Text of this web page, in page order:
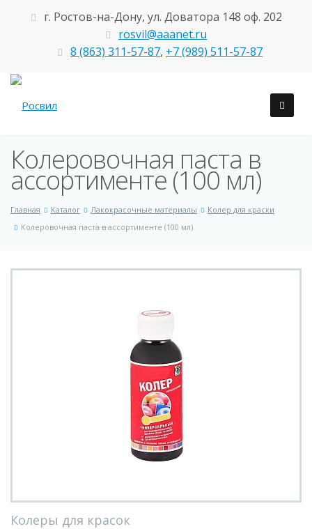
г. Ростов-на-Дону, ул. Доватора 148 оф. 202
rosvil@aaanet.ru
8 (863) 311-57-87, +7 (989) 511-57-87
Колеровочная паста в
ассортименте (100 мл)
Главная Каталог Лакокрасочные материалы
Колер для краски
Колеровочная паста в ассортименте (100 мл)
Колеры для красок